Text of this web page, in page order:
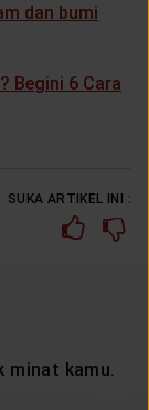
dan bumi
Begini 6 Cara
SUKA ARTIKEL INI :
minat kamu.